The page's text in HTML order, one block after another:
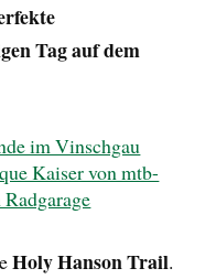
Tag auf dem
Holy Hanson Trail.